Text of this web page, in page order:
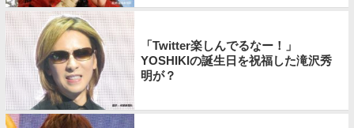
「Twitter楽しんでるなー！」
YOSHIKIの誕生日を祝福した滝沢秀
明が？